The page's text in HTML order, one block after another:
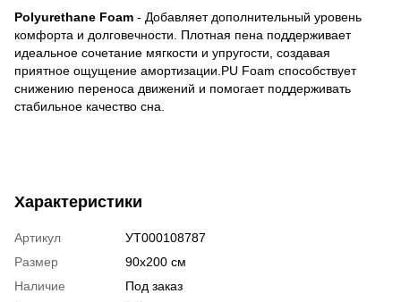
Polyurethane Foam - Добавляет дополнительный уровень
комфорта и долговечности. Плотная пена поддерживает
идеальное сочетание мягкости и упругости, создавая
приятное ощущение амортизации.PU Foam способствует
снижению переноса движений и помогает поддерживать
стабильное качество сна.
Характеристики
Артикул
УТ000108787
Размер
90х200 см
Наличие
Под заказ